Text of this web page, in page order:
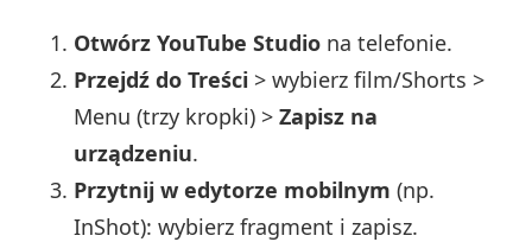
Otwórz YouTube Studio na telefonie.
Przejdź do Treści > wybierz film/Shorts >
Menu (trzy kropki) >Zapisz na
urządzeniu.
Przytnij w edytorze mobilnym (np.
InShot): wybierz fragment i zapisz.